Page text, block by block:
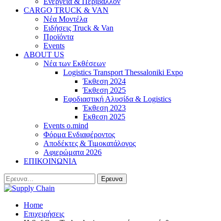
CARGO TRUCK & VAN
Νέα Μοντέλα
Ειδήσεις Truck & Van
Προϊόντα
Events
ABOUT US
Νέα των Εκθέσεων
Logistics Transport Thessaloniki Expo
Έκθεση 2024
Έκθεση 2025
Εφοδιαστική Αλυσίδα & Logistics
Έκθεση 2023
Εκθεση 2025
Events o.mind
Φόρμα Ενδιαφέροντος
Αποδέκτες & Τιμοκατάλογος
Αφιερώματα 2026
ΕΠΙΚΟΙΝΩΝΙΑ
Home
Επιχειρήσεις